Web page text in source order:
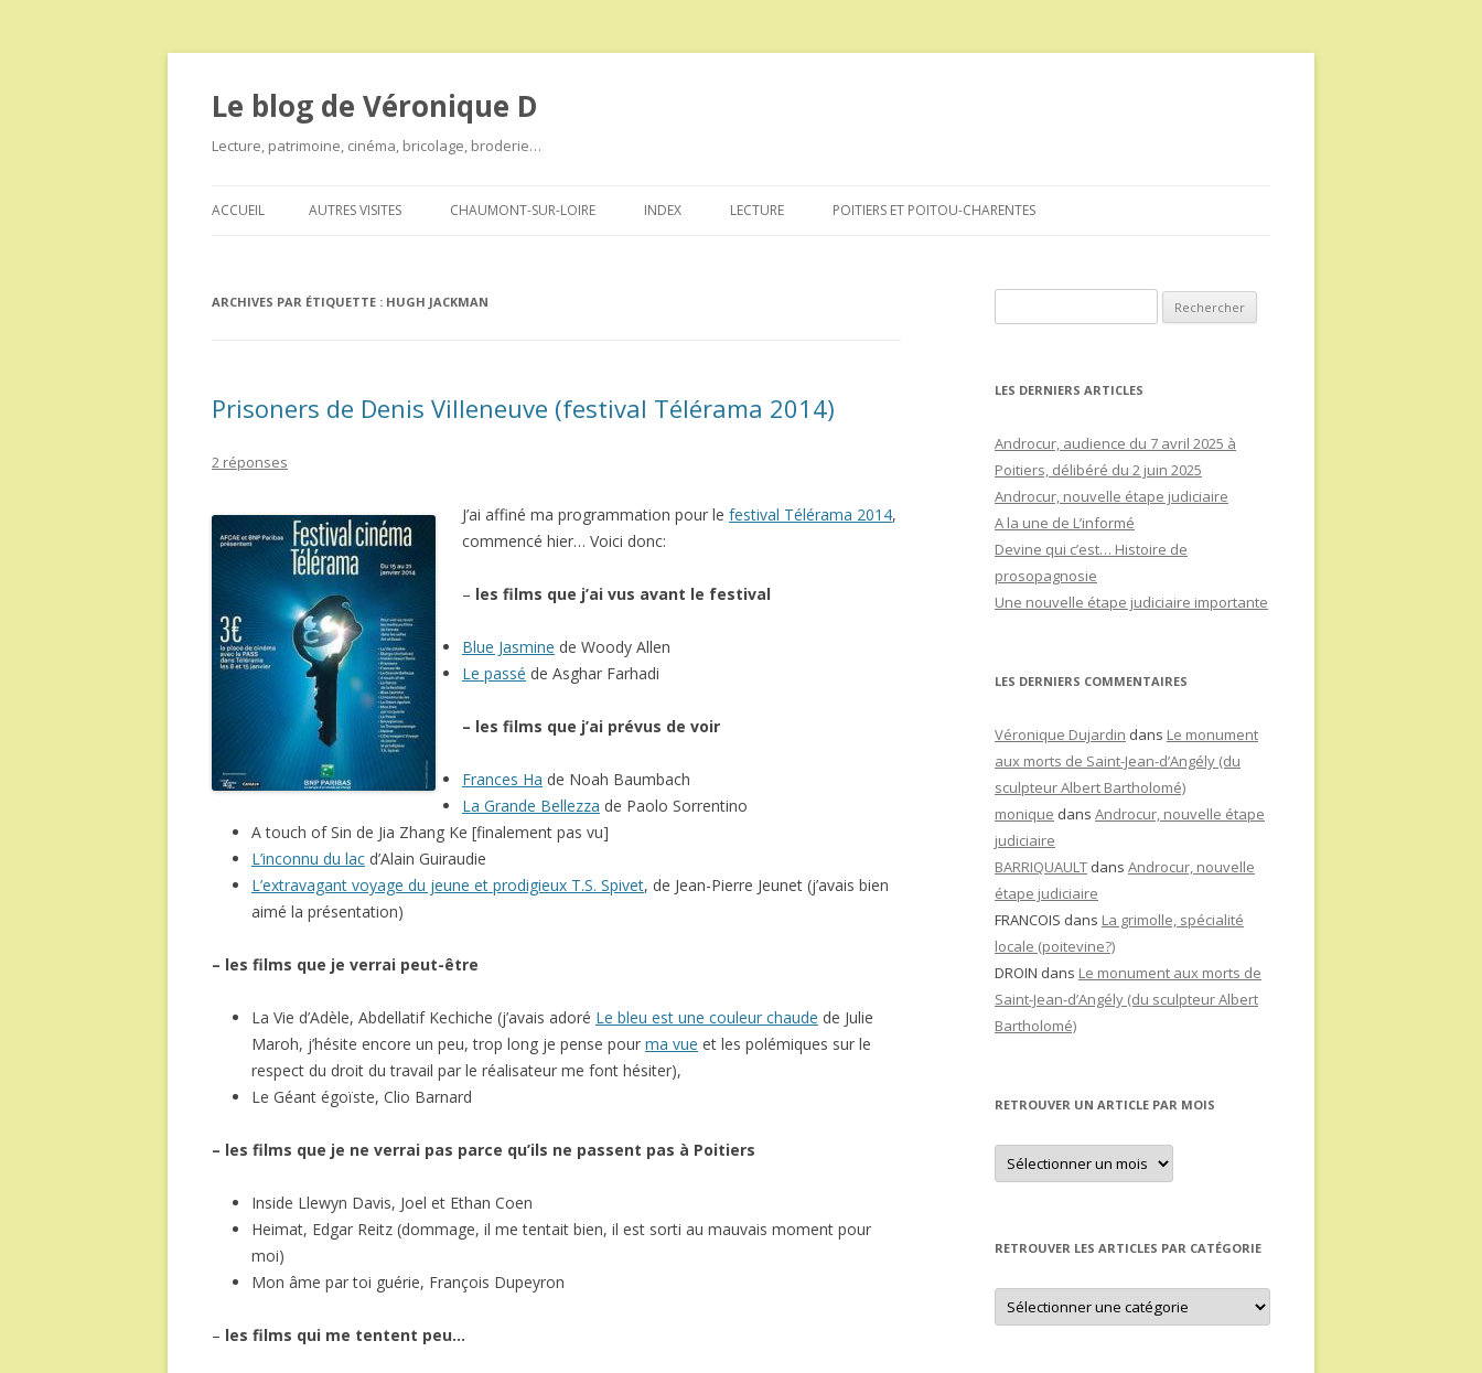
Le blog de Véronique D
Lecture, patrimoine, cinéma, bricolage, broderie…
au
ACCUEIL AUTRES VISITES CHAUMONT-SUR-LOIRE INDEX LECTURE POITIERS ET POITOU-CHARENTES
ARCHIVES PAR ÉTIQUETTE : HUGH JACKMAN
Prisoners de Denis Villeneuve (festival Télérama 2014)
2 réponses
J’ai affiné ma programmation pour le festival Télérama 2014,
commencé hier… Voici donc:
– les films que j’ai vus avant le festival
Blue Jasmine de Woody Allen
Le passé de Asghar Farhadi
– les films que j’ai prévus de voir
Frances Ha de Noah Baumbach
La Grande Bellezza de Paolo Sorrentino
A touch of Sin de Jia Zhang Ke [finalement pas vu]
L’inconnu du lac d’Alain Guiraudie
L’extravagant voyage du jeune et prodigieux T.S. Spivet, de Jean-Pierre Jeunet (j’avais bien
aimé la présentation)
– les films que je verrai peut-être
La Vie d’Adèle, Abdellatif Kechiche (j’avais adoré Le bleu est une couleur chaude de Julie
Maroh, j’hésite encore un peu, trop long je pense pour ma vue et les polémiques sur le
respect du droit du travail par le réalisateur me font hésiter),
Le Géant égoïste, Clio Barnard
– les films que je ne verrai pas parce qu’ils ne passent pas à Poitiers
Inside Llewyn Davis, Joel et Ethan Coen
Heimat, Edgar Reitz (dommage, il me tentait bien, il est sorti au mauvais moment pour
moi)
Mon âme par toi guérie, François Dupeyron
– les films qui me tentent peu…
LES DERNIERS ARTICLES
Androcur, audience du 7 avril 2025 à
Poitiers, délibéré du 2 juin 2025
Androcur, nouvelle étape judiciaire
A la une de L’informé
Devine qui c’est… Histoire de
prosopagnosie
Une nouvelle étape judiciaire importante
LES DERNIERS COMMENTAIRES
Véronique Dujardin dans Le monument
aux morts de Saint-Jean-d’Angély (du
sculpteur Albert Bartholomé)
monique dans Androcur, nouvelle étape
judiciaire
BARRIQUAULT dans Androcur, nouvelle
étape judiciaire
FRANCOIS dans La grimolle, spécialité
locale (poitevine?)
DROIN dans Le monument aux morts de
Saint-Jean-d’Angély (du sculpteur Albert
Bartholomé)
RETROUVER UN ARTICLE PAR MOIS
Retrouver
un
article
RETROUVER LES ARTICLES PAR CATÉGORIE
Retrouver
les
articles